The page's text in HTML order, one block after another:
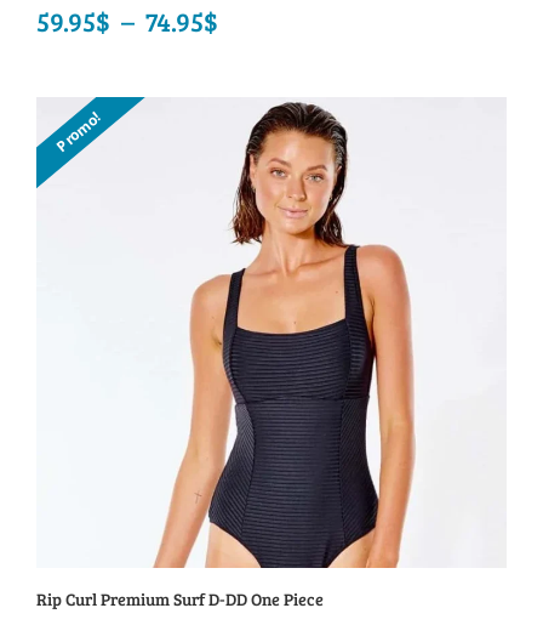
59.95$ – 74.95$
prix :
59.95$
74.95$
Promo!
Rip Curl Premium Surf D-DD One Piece